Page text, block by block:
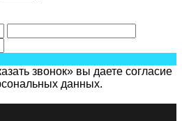
звонок» вы даете согласие
данных.